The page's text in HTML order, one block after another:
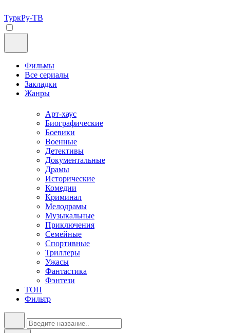
ТуркРу-ТВ
Фильмы
Все сериалы
Закладки
Жанры
Арт-хаус
Биографические
Боевики
Военные
Детективы
Документальные
Драмы
Исторические
Комедии
Криминал
Мелодрамы
Музыкальные
Приключения
Семейные
Спортивные
Триллеры
Ужасы
Фантастика
Фэнтези
ТОП
Фильтр